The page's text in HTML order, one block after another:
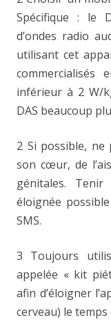
Spécifique : le
d’ondes radio
utilisant cet
commercialisés
inférieur à 2 W/
DAS beaucoup
2 Si possible,
son cœur, de
génitales.
éloignée
SMS.
3 Toujours
appelée « kit
afin d’éloigner
cerveau) le